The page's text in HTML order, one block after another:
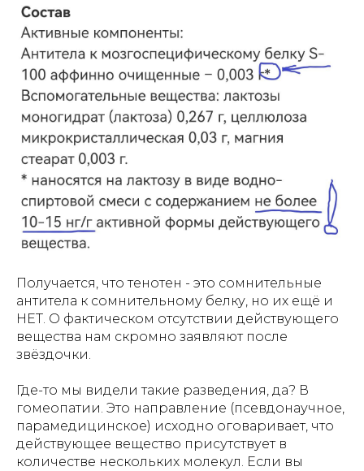
Получается, что тенотен - это сомнительные
антитела к сомнительному белку, но их ещё и
НЕТ. О фактическом отсутствии действующего
вещества нам скромно заявляют после
звёздочки.
Где-то мы видели такие разведения, да? В
гомеопатии. Это направление (псевдонаучное,
парамедицинское) исходно оговаривает, что
действующее вещество присутствует в
количестве нескольких молекул. Если вы